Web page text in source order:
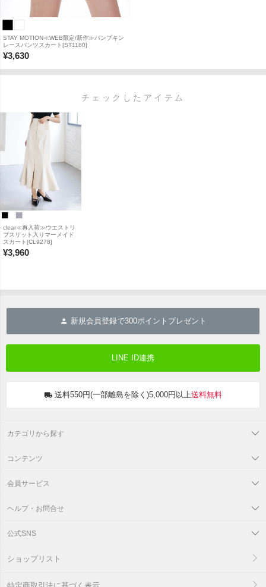
STAY MOTION≪WEB限定/新作≫パンプキン
レースパンツスカート[ST1180]
¥3,630
チェックしたアイテム
clear≪再入荷≫ウエストリ
ブスリット入りマーメイド
スカート[CL9278]
¥3,960
新規会員登録で300ポイントプレゼント
LINE ID連携
送料550円(一部離島を除く)5,000円以上送料無料
カテゴリから探す
コンテンツ
会員サービス
ヘルプ・お問合せ
公式SNS
ショップリスト